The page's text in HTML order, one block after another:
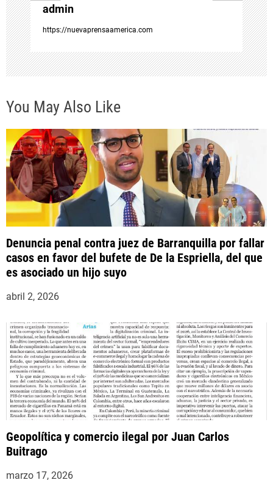
r
a
d
a
s
admin
https://nuevaprensaamerica.com
You May Also Like
Denuncia penal contra juez de Barranquilla por fallar
casos en favor del bufete de De la Espriella, del que
es asociado un hijo suyo
abril 2, 2026
Geopolítica y comercio ilegal por Juan Carlos
Buitrago
marzo 17, 2026